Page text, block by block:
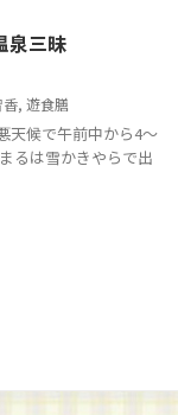
泉三昧
香, 遊食膳
天候で午前中から4～
るは雪かきやらで出